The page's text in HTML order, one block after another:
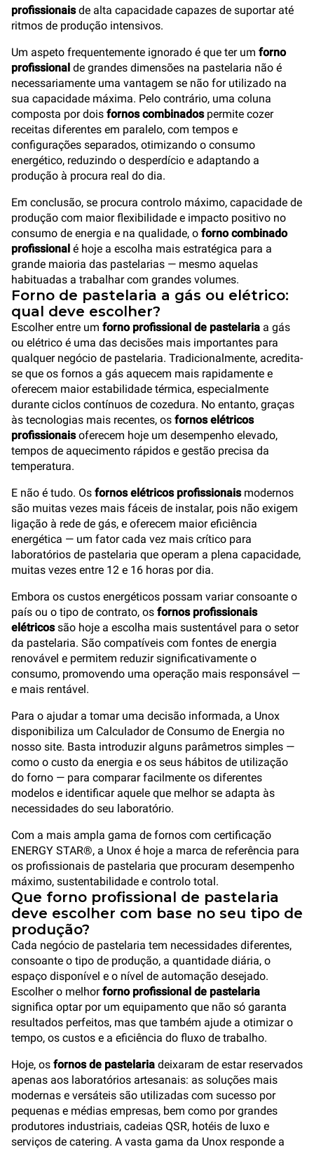
profissionaisde alta capacidade capazes de suportar até
ritmos de produção intensivos.
Um aspeto frequentemente ignorado é que ter um forno
profissional de grandes dimensões na pastelaria não é
necessariamente uma vantagem se não for utilizado na
sua capacidade máxima. Pelo contrário, uma coluna
composta por dois fornos combinadospermite cozer
receitas diferentes em paralelo, com tempos e
configurações separados, otimizando o consumo
energético, reduzindo o desperdício e adaptando a
produção à procura real do dia.
Em conclusão, se procura controlo máximo, capacidade de
produção com maior flexibilidade e impacto positivo no
consumo de energia e na qualidade, o forno combinado
profissional é hoje a escolha mais estratégica para a
grande maioria das pastelarias — mesmo aquelas
habituadas a trabalhar com grandes volumes.
Forno de pastelaria a gás ou elétrico:
qual deve escolher?
Escolher entre um forno profissional de pastelaria a gás
ou elétrico é uma das decisões mais importantes para
qualquer negócio de pastelaria. Tradicionalmente, acredita-
se que os fornos a gás aquecem mais rapidamente e
oferecem maior estabilidade térmica, especialmente
durante ciclos contínuos de cozedura. No entanto, graças
às tecnologias mais recentes, os fornos elétricos
profissionaisoferecem hoje um desempenho elevado,
tempos de aquecimento rápidos e gestão precisa da
temperatura.
E não é tudo. Os fornos elétricos profissionaismodernos
são muitas vezes mais fáceis de instalar, pois não exigem
ligação à rede de gás, e oferecem maior eficiência
energética — um fator cada vez mais crítico para
laboratórios de pastelaria que operam a plena capacidade,
muitas vezes entre 12 e 16 horas por dia.
Embora os custos energéticos possam variar consoante o
país ou o tipo de contrato, os fornos profissionais
elétricossão hoje a escolha mais sustentável para o setor
da pastelaria. São compatíveis com fontes de energia
renovável e permitem reduzir significativamente o
consumo, promovendo uma operação mais responsável —
e mais rentável.
Para o ajudar a tomar uma decisão informada, a Unox
disponibiliza um Calculador de Consumo de Energia no
nosso site. Basta introduzir alguns parâmetros simples —
como o custo da energia e os seus hábitos de utilização
do forno — para comparar facilmente os diferentes
modelos e identificar aquele que melhor se adapta às
necessidades do seu laboratório.
Com a mais ampla gama de fornos com certificação
ENERGY STAR®, a Unox é hoje a marca de referência para
os profissionais de pastelaria que procuram desempenho
máximo, sustentabilidade e controlo total.
Que forno profissional de pastelaria
deve escolher com base no seu tipo de
produção?
Cada negócio de pastelaria tem necessidades diferentes,
consoante o tipo de produção, a quantidade diária, o
espaço disponível e o nível de automação desejado.
Escolher o melhorforno profissional de pastelaria
significa optar por um equipamento que não só garanta
resultados perfeitos, mas que também ajude a otimizar o
tempo, os custos e a eficiência do fluxo de trabalho.
Hoje, os fornos de pastelaria deixaram de estar reservados
apenas aos laboratórios artesanais: as soluções mais
modernas e versáteis são utilizadas com sucesso por
pequenas e médias empresas, bem como por grandes
produtores industriais, cadeias QSR, hotéis de luxo e
serviços de catering. A vasta gama da Unox responde a